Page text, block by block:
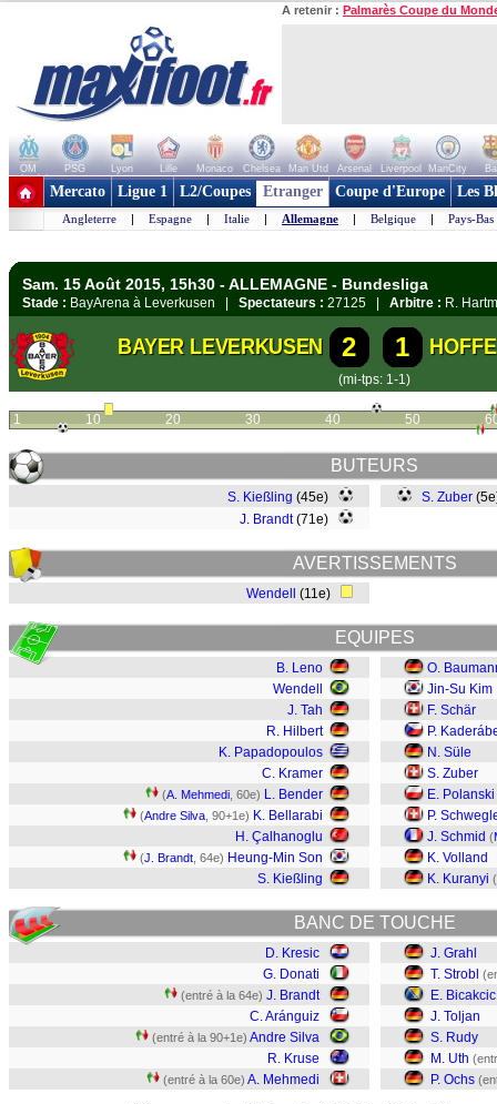
A retenir : Palmarès Coupe du
OM PSG Lyon Lille Monaco Chelsea Man Utd Arsenal Liverpool ManCity
+ de clubs
Mercato Ligue 1 L2/Coupes Etranger Coupe d'Europe Les
Angleterre | Espagne | Italie | Allemagne | Belgique | Pays-Bas
Sam. 15 Août 2015, 15h30 - ALLEMAGNE - Bundesliga
Stade : BayArena à Leverkusen | Spectateurs : 27125 | Arbitre : R.
BAYER LEVERKUSEN 2 1
(mi-tps: 1-1)
1 10 20 30 40 50
BUTEURS
S. Kießling (45e)
J. Brandt(71e)
S. Zuber
AVERTISSEMENTS
Wendell (11e)
EQUIPES
B. Leno
Wendell
J. Tah
R. Hilbert
K. Papadopoulos
C. Kramer
(A. Mehmedi , 60e) L. Bender
(Andre Silva , 90+1e) K. Bellarabi
H. Çalhanoglu
(J. Brandt , 64e) Heung-Min Son
S. Kießling
O.
Jin-Su Kim
F. Schär
P.
N. Süle
S. Zuber
E. Polanski
P.
J. Schmid (
K. Volland
K. Kuranyi (
BANC DE TOUCHE
D. Kresic
G. Donati
(entré à la 64e) J. Brandt
C. Aránguiz
(entré à la 90+1e) Andre Silva
R. Kruse
(entré à la 60e) A. Mehmedi
J. Grahl
T. Strobl
E. Bicakcic
J. Toljan
S. Rudy
M. Uth
P. Ochs